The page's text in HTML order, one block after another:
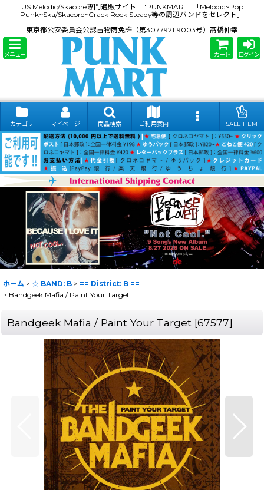
US Melodic/Skacore専門通販サイト "PUNKMART" 「Melodic~Pop
Punk~Ska/Skacore~Crack Rock Steady等の周辺バンドをセレクト」
東京都公安委員会公認古物商免許（第307792119003号）髙橋伸幸
メニュー カート ログイン
カテゴリ マイページ 商品検索 ご利用案内 SALE ITEM
ホーム > ☆ BAND: B > == District: B ==
> Bandgeek Mafia / Paint Your Target
Bandgeek Mafia / Paint Your Target [67577]